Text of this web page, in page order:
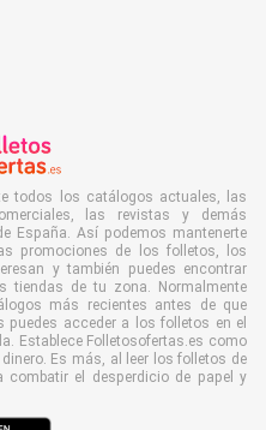
todos los catálogos actuales, las
las revistas y demás
España. Así podemos mantenerte
promociones de los folletos, los
y también puedes encontrar
tiendas de tu zona. Normalmente
más recientes antes de que
puedes acceder a los folletos en el
Establece Folletosofertas.es como
Es más, al leer los folletos de
combatir el desperdicio de papel y